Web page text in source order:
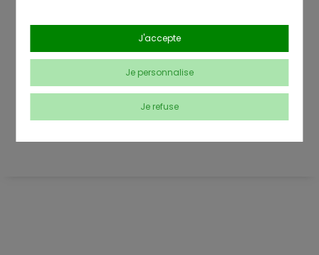
Nombreuses
références
retrait
clients
sécurisé
J'accepte
Je personnalise
Je refuse